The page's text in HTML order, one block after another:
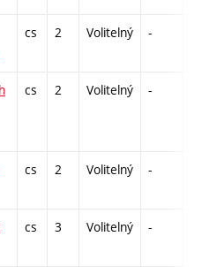
cs 2 Volitelný -
cs 2 Volitelný -
cs 2 Volitelný -
cs 3 Volitelný -